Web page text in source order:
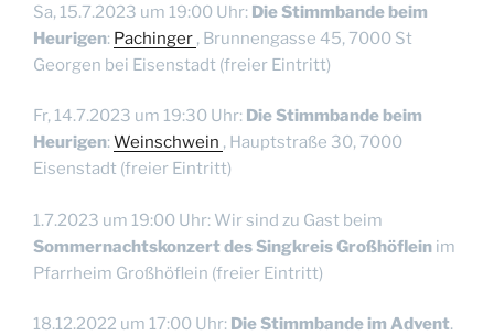
Sa, 15.7.2023 um 19:00 Uhr: Die Stimmbande beim
Heurigen: Pachinger , Brunnengasse 45, 7000 St
Georgen bei Eisenstadt (freier Eintritt)
Fr, 14.7.2023 um 19:30 Uhr: Die Stimmbande beim
Heurigen:Weinschwein , Hauptstraße 30, 7000
Eisenstadt (freier Eintritt)
1.7.2023 um 19:00 Uhr: Wir sind zu Gast beim
Sommernachtskonzert des Singkreis Großhöflein im
Pfarrheim Großhöflein (freier Eintritt)
18.12.2022 um 17:00 Uhr: Die Stimmbande im Advent.